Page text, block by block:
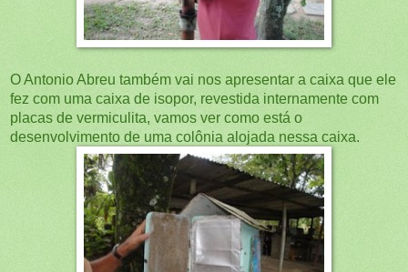
O Antonio Abreu também vai nos apresentar a caixa que ele
fez com uma caixa de isopor, revestida internamente com
placas de vermiculita, vamos ver como está o
desenvolvimento de uma colônia alojada nessa caixa.